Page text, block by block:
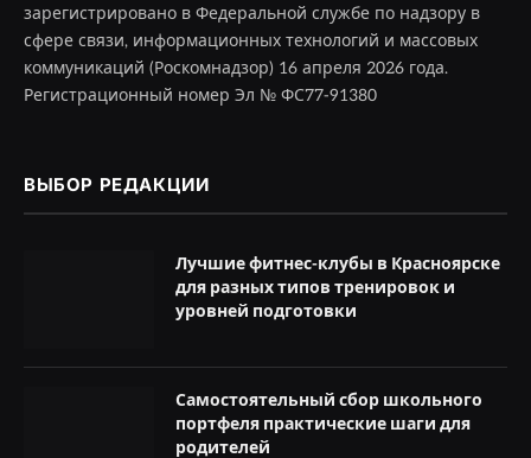
зарегистрировано в Федеральной службе по надзору в
сфере связи, информационных технологий и массовых
коммуникаций (Роскомнадзор) 16 апреля 2026 года.
Регистрационный номер Эл № ФС77-91380
ВЫБОР РЕДАКЦИИ
Лучшие фитнес-клубы в Красноярске
для разных типов тренировок и
уровней подготовки
Самостоятельный сбор школьного
портфеля практические шаги для
родителей